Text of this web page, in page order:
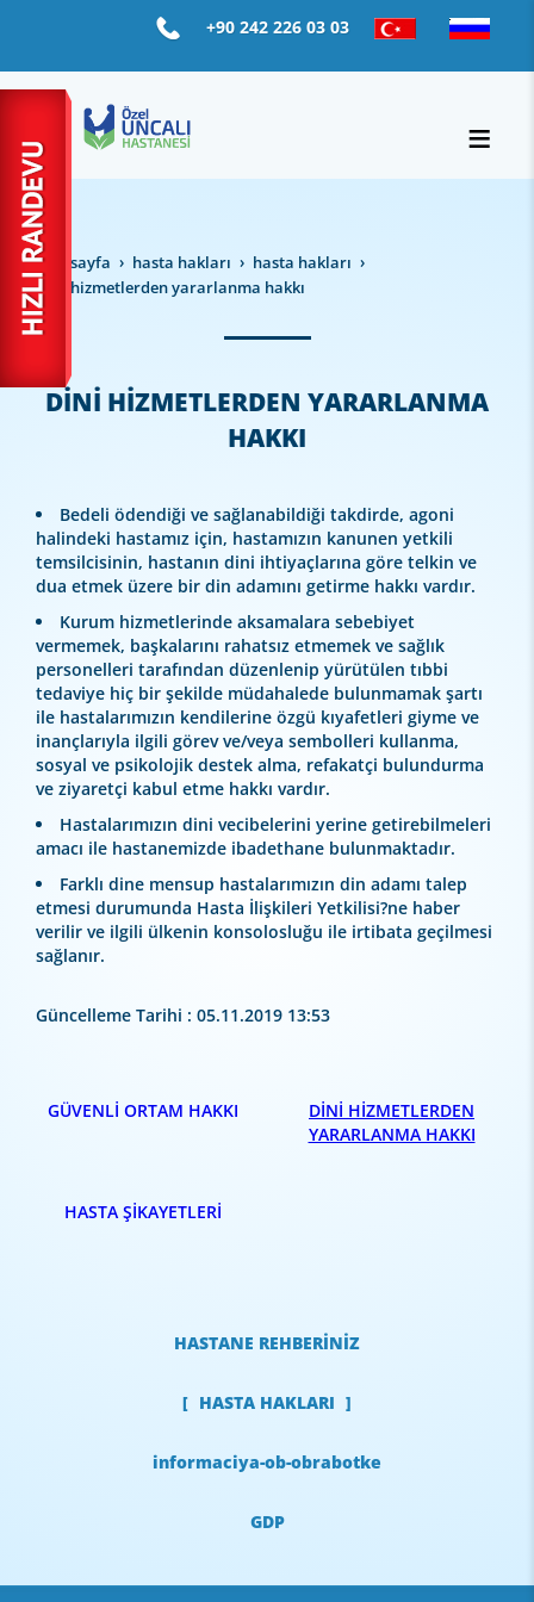
+90 242 226 03 03
ana sayfa hasta haklari
hasta haklari
di̇ni̇ hi̇zmetlerden yararlanma hakki
DİNİ HİZMETLERDEN YARARLANMA
HAKKI
Bedeli ödendiği ve sağlanabildiği takdirde, agoni
halindeki hastamız için, hastamızın kanunen yetkili
temsilcisinin, hastanın dini ihtiyaçlarına göre telkin ve
dua etmek üzere bir din adamını getirme hakkı vardır.
Kurum hizmetlerinde aksamalara sebebiyet
vermemek, başkalarını rahatsız etmemek ve sağlık
personelleri tarafından düzenlenip yürütülen tıbbi
tedaviye hiç bir şekilde müdahalede bulunmamak şartı
ile hastalarımızın kendilerine özgü kıyafetleri giyme ve
inançlarıyla ilgili görev ve/veya sembolleri kullanma,
sosyal ve psikolojik destek alma, refakatçi bulundurma
ve ziyaretçi kabul etme hakkı vardır.
Hastalarımızın dini vecibelerini yerine getirebilmeleri
amacı ile hastanemizde ibadethane bulunmaktadır.
Farklı dine mensup hastalarımızın din adamı talep
etmesi durumunda Hasta İlişkileri Yetkilisi?ne haber
verilir ve ilgili ülkenin konsolosluğu ile irtibata geçilmesi
sağlanır.
Güncelleme Tarihi : 05.11.2019 13:53
GÜVENLİ ORTAM HAKKI
DİNİ HİZMETLERDEN
YARARLANMA HAKKI
HASTA ŞİKAYETLERİ
HASTANE REHBERİNİZ
HASTA HAKLARI
informaciya-ob-obrabotke
GDP